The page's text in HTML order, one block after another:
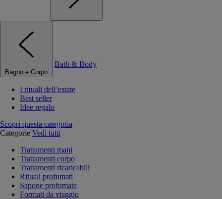
Bagno e Corpo
Bath & Body
I rituali dell’estate
Best seller
Idee regalo
Scopri questa categoria
Categorie Vedi tutti
Trattamenti mani
Trattamenti corpo
Trattamenti ricaricabili
Rituali profumati
Sapone profumate
Formati da viaggio